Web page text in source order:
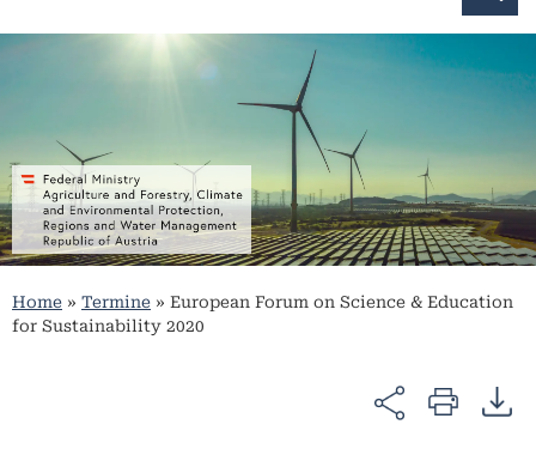
Home » Termine » European Forum on Science & Education
for Sustainability 2020